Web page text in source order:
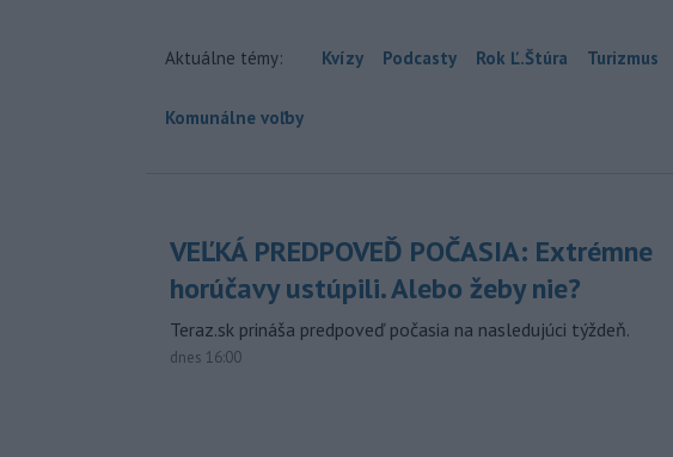
Aktuálne témy: Kvízy Podcasty Rok Ľ.Štúra Turizmus
Komunálne voľby
VEĽKÁ PREDPOVEĎ POČASIA: Extrémne
horúčavy ustúpili. Alebo žeby nie?
Teraz.sk prináša predpoveď počasia na nasledujúci týždeň.
dnes 16:00